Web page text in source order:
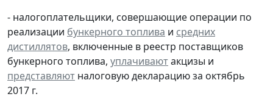
- налогоплательщики, совершающие операции по
реализации бункерного топлива и средних
дистиллятов, включенные в реестр поставщиков
бункерного топлива, уплачиваютакцизы и
представляют налоговую декларацию за октябрь
2017 г.